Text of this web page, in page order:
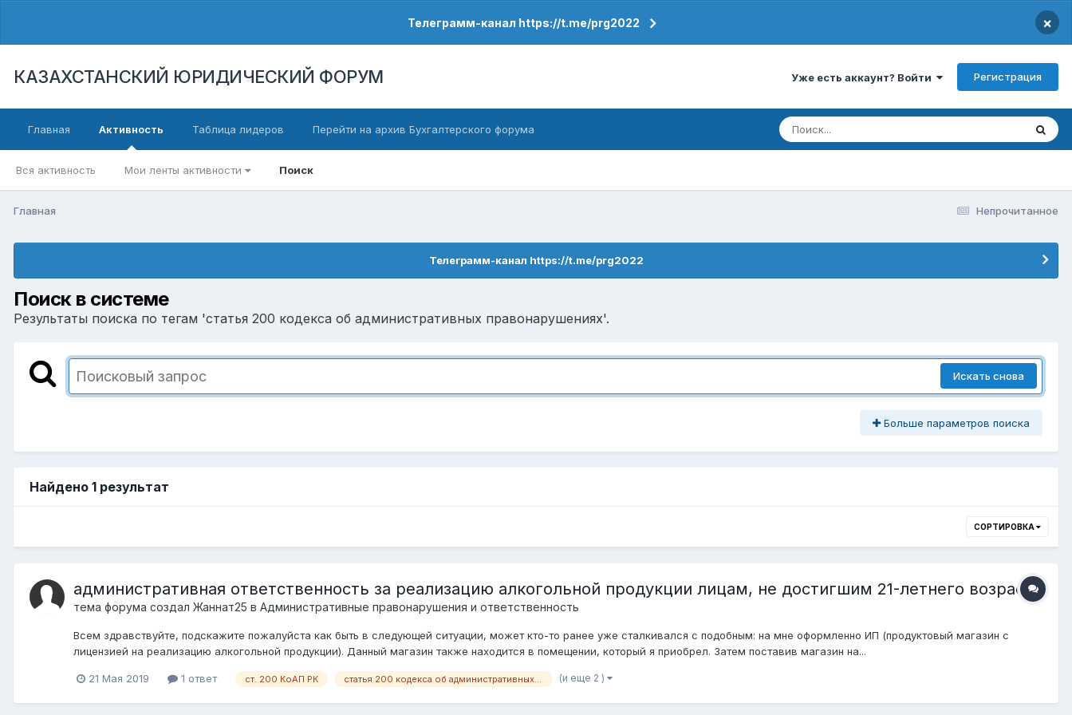
Телеграмм-канал https://t.me/prg2022 ×
КАЗАХСТАНСКИЙ ЮРИДИЧЕСКИЙ ФОРУМ Уже есть аккаунт? Войти Регистрация
Главная Активность
Вся активность Мои ленты активности Поиск
Таблица лидеров Перейти на архив Бухгалтерского форума
Непрочитанное
Главная
Телеграмм-канал https://t.me/prg2022
Поиск в системе
Результаты поиска по тегам 'статья 200 кодекса об административных правонарушениях'.
Искать снова
Больше параметров поиска
Найдено 1 результат
СОРТИРОВКА
административная ответственность за реализацию алкогольной продукции лицам, не достигшим 21-летнего возраста
тема форума создал Жаннат25 в Административные правонарушения и ответственность
Всем здравствуйте, подскажите пожалуйста как быть в следующей ситуации, может кто-то ранее уже сталкивался с подобным: на мне оформленно ИП (продуктовый магазин с
лицензией на реализацию алкогольной продукции). Данный магазин также находится в помещении, который я приобрел. Затем поставив магазин на...
21 Мая 2019 1 ответ ст. 200 КоАП РК (и еще 2 )